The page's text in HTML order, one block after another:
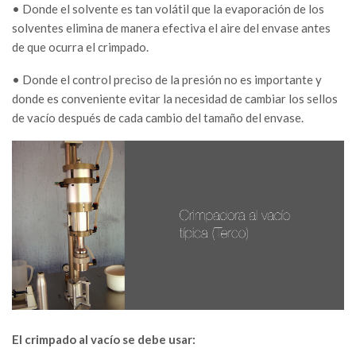
• Donde el solvente es tan volátil que la evaporación de los
solventes elimina de manera efectiva el aire del envase antes
de que ocurra el crimpado.
• Donde el control preciso de la presión no es importante y
donde es conveniente evitar la necesidad de cambiar los sellos
de vacío después de cada cambio del tamaño del envase.
El crimpado al vacío se debe usar: